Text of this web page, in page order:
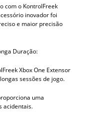
com o KontrolFreek
inovador foi
e maior precisão
Duração:
Xbox One Extensor
sessões de jogo.
uma
acidentais.